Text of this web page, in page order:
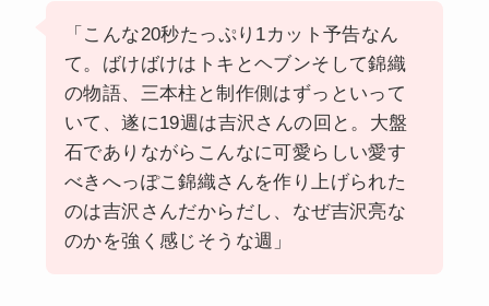
「こんな20秒たっぷり1カット予告なん
て。ばけばけはトキとヘブンそして錦織
の物語、三本柱と制作側はずっといって
いて、遂に19週は吉沢さんの回と。大盤
石でありながらこんなに可愛らしい愛す
べきへっぽこ錦織さんを作り上げられた
のは吉沢さんだからだし、なぜ吉沢亮な
のかを強く感じそうな週」